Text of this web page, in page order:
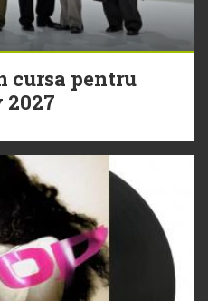
cursa pentru
2027